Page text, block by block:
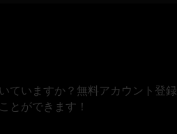
ていますか？無料アカウント登録
とができます！